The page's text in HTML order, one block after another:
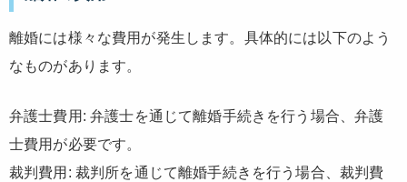
離婚には様々な費用が発生します。具体的には以下のよう
なものがあります。
弁護士費用: 弁護士を通じて離婚手続きを行う場合、弁護
士費用が必要です。
裁判費用: 裁判所を通じて離婚手続きを行う場合、裁判費